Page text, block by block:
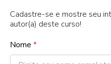
Cadastre-se e mostre seu
autor(a) deste curso!
Nome *